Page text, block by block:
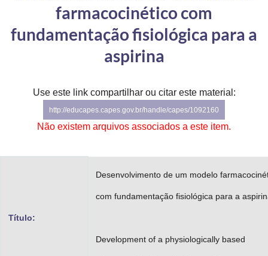
Gabinete de Segurança Institucional
Advocacia-Geral da União
farmacocinético com
fundamentação fisiológica para a
aspirina
Use este link compartilhar ou citar este material:
http://educapes.capes.gov.br/handle/capes/1092160
Não existem arquivos associados a este item.
Título:
Desenvolvimento de um modelo
com fundamentação fisiológica para a
Development of a physiologically based